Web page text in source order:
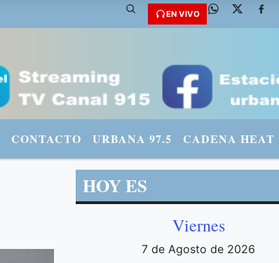
- TWITTER: @fmradiourbana - INSTAGRAM: urbanario3
EN VIVO
CONTACTO URBANA 97.5 CADENA HEAT
HOY ES
Viernes
7 de Agosto de 2026